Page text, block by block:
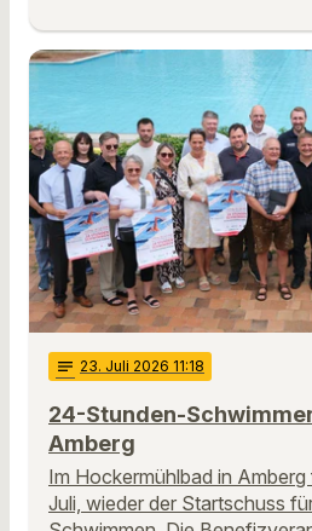
notes 23. Juli 2026 11:18
24-Stunden-
Amberg
Im Hockermühlbad in
Juli, wieder der Startschuss